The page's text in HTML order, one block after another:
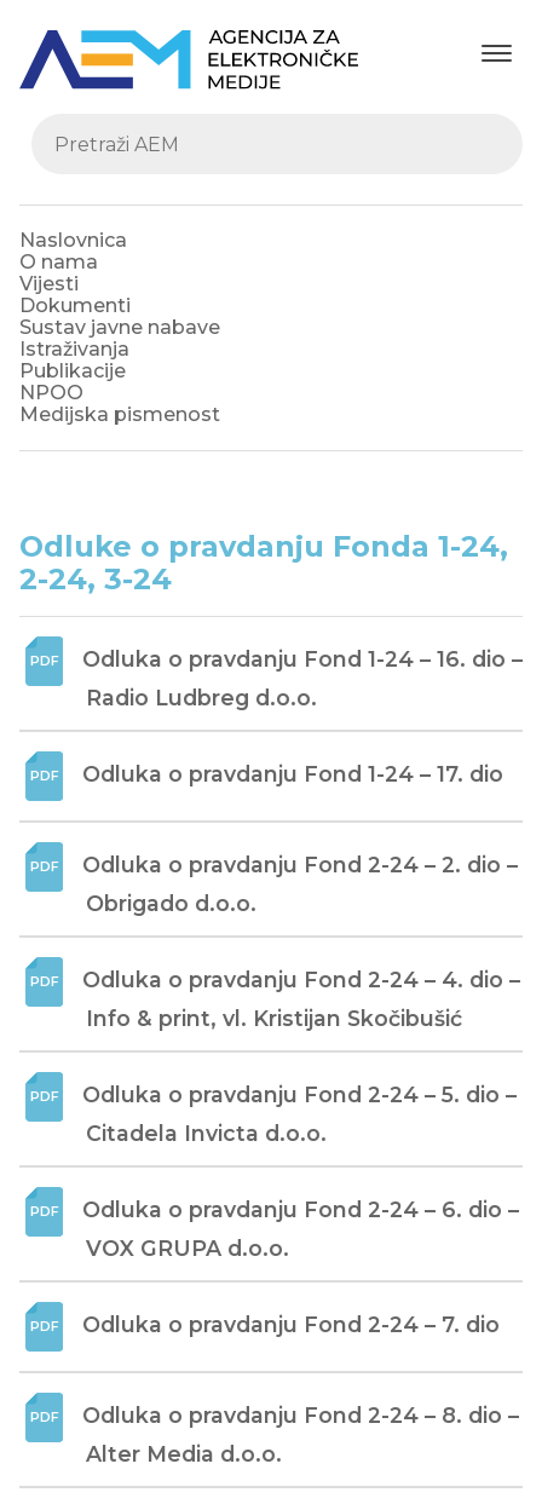
Naslovnica
O nama
Vijesti
Dokumenti
Sustav javne nabave
Istraživanja
Publikacije
NPOO
Medijska pismenost
Odluke o pravdanju Fonda 1-24,
2-24, 3-24
Odluka o pravdanju Fond 1-24 – 16. dio –
Radio Ludbreg d.o.o.
Odluka o pravdanju Fond 1-24 – 17. dio
Odluka o pravdanju Fond 2-24 – 2. dio –
Obrigado d.o.o.
Odluka o pravdanju Fond 2-24 – 4. dio –
Info & print, vl. Kristijan Skočibušić
Odluka o pravdanju Fond 2-24 – 5. dio –
Citadela Invicta d.o.o.
Odluka o pravdanju Fond 2-24 – 6. dio –
VOX GRUPA d.o.o.
Odluka o pravdanju Fond 2-24 – 7. dio
Odluka o pravdanju Fond 2-24 – 8. dio –
Alter Media d.o.o.